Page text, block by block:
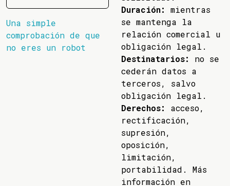
Una simple
comprobación de que
no eres un robot
Duración:
mientras
se mantenga la
relación comercial u
obligación legal.
Destinatarios:
no se
cederán datos a
terceros, salvo
obligación legal.
Derechos:
acceso,
rectificación,
supresión,
oposición,
limitación,
portabilidad. Más
información en